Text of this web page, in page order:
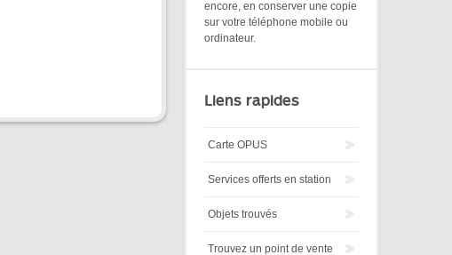
encore, en conserver une copie
sur votre téléphone mobile ou
ordinateur.
Liens rapides
Carte OPUS
Services offerts en station
Objets trouvés
Trouvez un point de vente